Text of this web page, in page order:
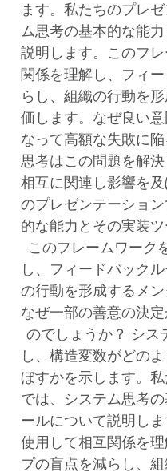
ます。私たちのプレ
ム思考の基本的な能
説明します。このフ
関係を理解し、フィ
らし、組織の行動を
価します。なぜ良い
なって高額な失敗に
思考はこの問題を解
相互に関連し影響を
のプレゼンテーショ
的な能力とその実装
このフレームワーク
し、フィードバック
の行動を形成するメン
なぜ一部の善意の決
のでしょうか？ シス
し、構造変数がどの
ぼすかを示します。
では、システム思考
ールについて説明し
使用して相互関係を
プの盲点を減らし、